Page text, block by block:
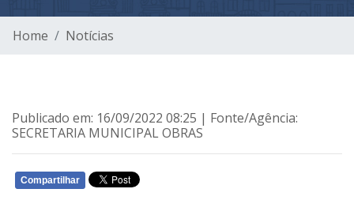
Home Notícias
Publicado em: 16/09/2022 08:25 | Fonte/Agência:
SECRETARIA MUNICIPAL OBRAS
Compartilhar